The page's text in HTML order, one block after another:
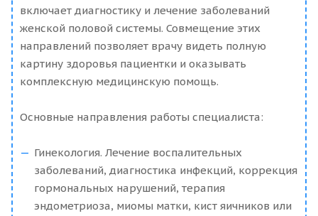
включает диагностику и лечение заболеваний
женской половой системы. Совмещение этих
направлений позволяет врачу видеть полную
картину здоровья пациентки и оказывать
комплексную медицинскую помощь.
Основные направления работы специалиста:
Гинекология. Лечение воспалительных
заболеваний, диагностика инфекций, коррекция
гормональных нарушений, терапия
эндометриоза, миомы матки, кист яичников или